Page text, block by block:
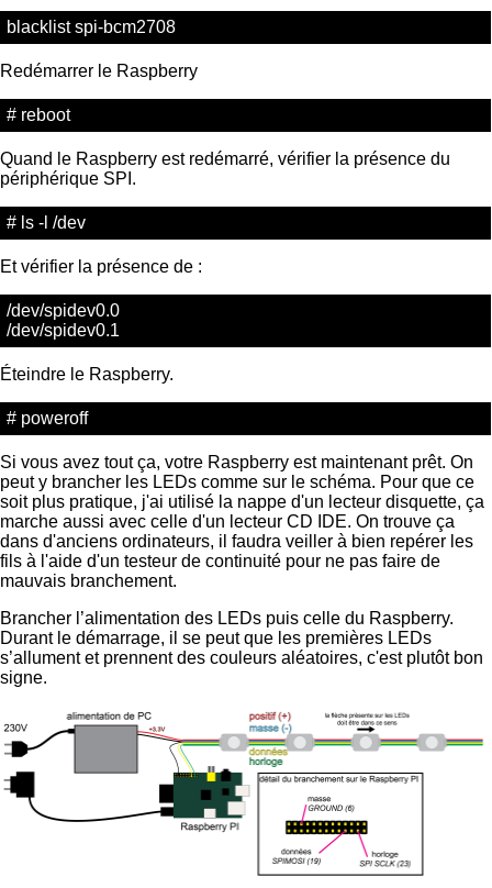
blacklist spi-bcm2708
Redémarrer le Raspberry
# reboot
Quand le Raspberry est redémarré, vérifier la présence du
périphérique SPI.
# ls -l /dev
Et vérifier la présence de :
/dev/spidev0.0
/dev/spidev0.1
Éteindre le Raspberry.
# poweroff
Si vous avez tout ça, votre Raspberry est maintenant prêt. On
peut y brancher les LEDs comme sur le schéma. Pour que ce
soit plus pratique, j'ai utilisé la nappe d'un lecteur disquette, ça
marche aussi avec celle d'un lecteur CD IDE. On trouve ça
dans d'anciens ordinateurs, il faudra veiller à bien repérer les
fils à l'aide d'un testeur de continuité pour ne pas faire de
mauvais branchement.
Brancher l’alimentation des LEDs puis celle du Raspberry.
Durant le démarrage, il se peut que les premières LEDs
s’allument et prennent des couleurs aléatoires, c'est plutôt bon
signe.